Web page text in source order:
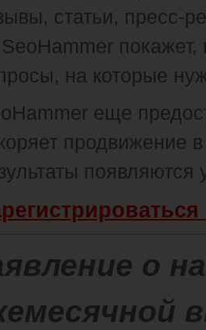
статьи, пресс-
покажет,
на которые
еще
продвижение
о